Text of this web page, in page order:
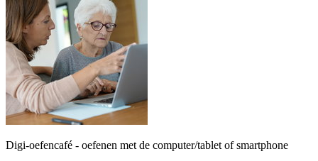
Digi-oefencafé - oefenen met de computer/tablet of smartphone